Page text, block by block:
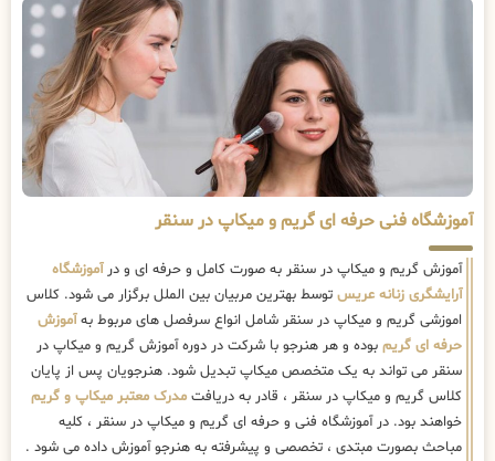
آموزشگاه فنی حرفه ای گریم و میکاپ در سنقر
آموزش گریم و میکاپ در سنقر به صورت کامل و حرفه ای و درآموزشگاه
آرایشگری زنانه عریس توسط بهترین مربیان بین الملل برگزار می شود. کلاس
اموزشی گریم و میکاپ در سنقر شامل انواع سرفصل های مربوط بهآموزش
حرفه ای گریم بوده و هر هنرجو با شرکت در دوره آموزش گریم و میکاپ در
سنقر می تواند به یک متخصص میکاپ تبدیل شود. هنرجویان پس از پایان
کلاس گریم و میکاپ در سنقر ، قادر به دریافت مدرک معتبر میکاپ و گریم
خواهند بود. در آموزشگاه فنی و حرفه ای گریم و میکاپ در سنقر ، کلیه
مباحث بصورت مبتدی ، تخصصی و پیشرفته به هنرجو آموزش داده می شود .